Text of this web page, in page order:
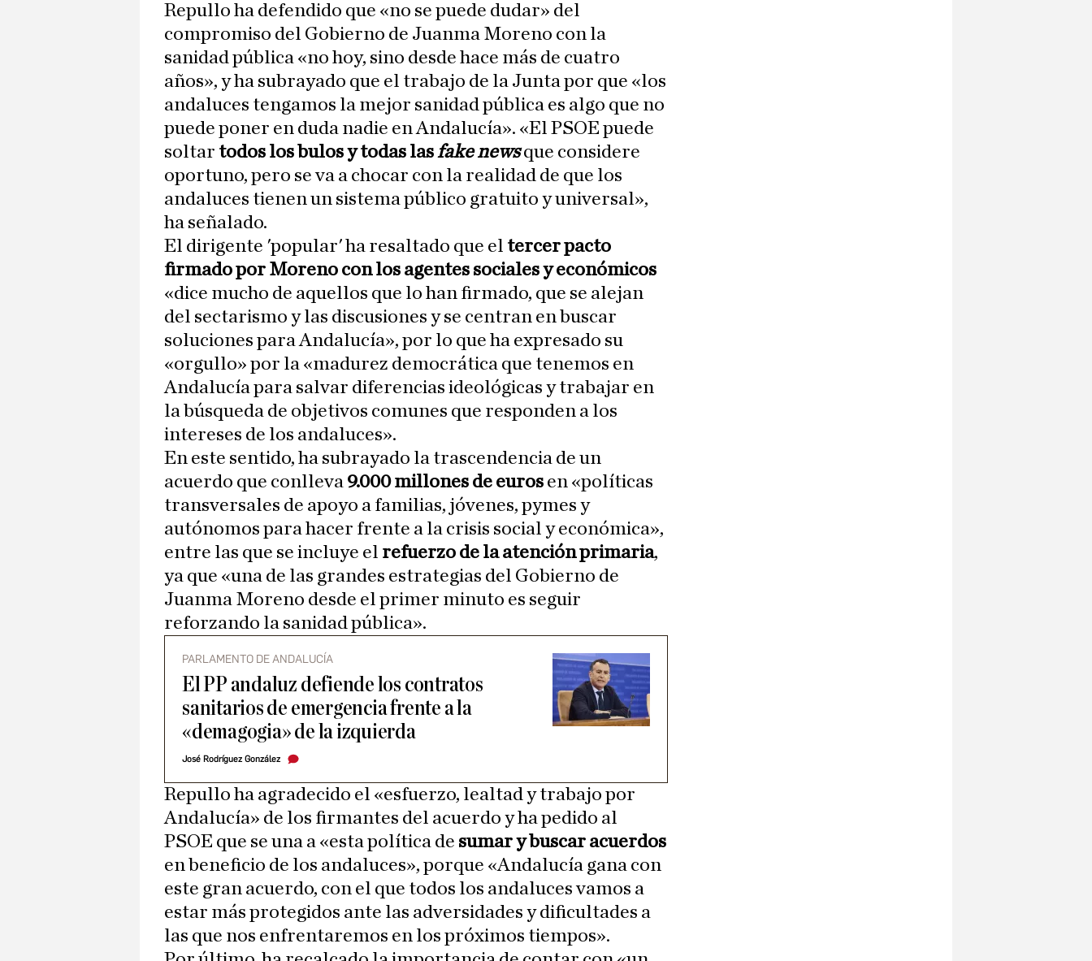
Repullo ha defendido que «no se puede dudar» del
compromiso del Gobierno de Juanma Moreno con la
sanidad pública «no hoy, sino desde hace más de cuatro
años», y ha subrayado que el trabajo de la Junta por que «los
andaluces tengamos la mejor sanidad pública es algo que no
puede poner en duda nadie en Andalucía». «El PSOE puede
soltar todos los bulos y todas lasfake newsque considere
oportuno, pero se va a chocar con la realidad de que los
andaluces tienen un sistema público gratuito y universal»,
ha señalado.
El dirigente 'popular' ha resaltado que el tercer pacto
firmado por Moreno con los agentes sociales y económicos
«dice mucho de aquellos que lo han firmado, que se alejan
del sectarismo y las discusiones y se centran en buscar
soluciones para Andalucía», por lo que ha expresado su
«orgullo» por la «madurez democrática que tenemos en
Andalucía para salvar diferencias ideológicas y trabajar en
la búsqueda de objetivos comunes que responden a los
intereses de los andaluces».
En este sentido, ha subrayado la trascendencia de un
acuerdo que conlleva 9.000 millones de euros en «políticas
transversales de apoyo a familias, jóvenes, pymes y
autónomos para hacer frente a la crisis social y económica»,
entre las que se incluye el refuerzo de la atención primaria,
ya que «una de las grandes estrategias del Gobierno de
Juanma Moreno desde el primer minuto es seguir
reforzando la sanidad pública».
PARLAMENTO DE ANDALUCÍA
El PP andaluz defiende los contratos
sanitarios de emergencia frente a la
«demagogia» de la izquierda
José Rodríguez González
Repullo ha agradecido el «esfuerzo, lealtad y trabajo por
Andalucía» de los firmantes del acuerdo y ha pedido al
PSOE que se una a «esta política de sumar y buscar acuerdos
en beneficio de los andaluces», porque «Andalucía gana con
este gran acuerdo, con el que todos los andaluces vamos a
estar más protegidos ante las adversidades y dificultades a
las que nos enfrentaremos en los próximos tiempos».